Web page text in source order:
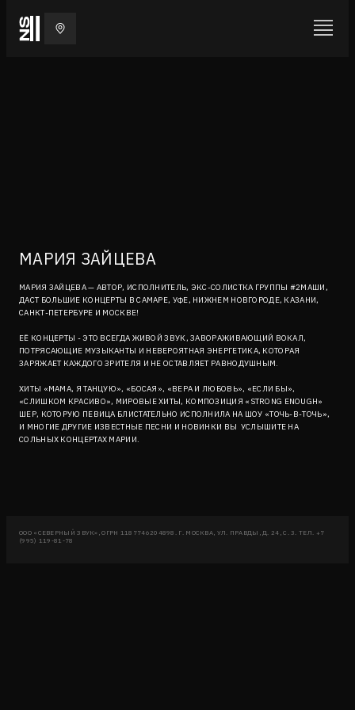
МАРИЯ ЗАЙЦЕВА
МАРИЯ ЗАЙЦЕВА — АВТОР, ИСПОЛНИТЕЛЬ, ЭКС-СОЛИСТКА ГРУППЫ #2МАШИ,
ДАСТ БОЛЬШИЕ КОНЦЕРТЫ В САМАРЕ, УФЕ, НИЖНЕМ НОВГОРОДЕ, КАЗАНИ,
САНКТ-ПЕТЕРБУРЕ И МОСКВЕ!
ЕЁ КОНЦЕРТЫ - ЭТО ВСЕГДА ЖИВОЙ ЗВУК, ЗАВОРАЖИВАЮЩИЙ ВОКАЛ,
ПОТРЯСАЮЩИЕ МУЗЫКАНТЫ И НЕВЕРОЯТНАЯ ЭНЕРГЕТИКА, КОТОРАЯ
ЗАРЯЖАЕТ КАЖДОГО ЗРИТЕЛЯ И НЕ ОСТАВЛЯЕТ РАВНОДУШНЫМ.
ХИТЫ «МАМА, Я ТАНЦУЮ», «БОСАЯ», «ВЕРА И ЛЮБОВЬ», «ЕСЛИ БЫ»,
«СЛИШКОМ КРАСИВО», МИРОВЫЕ ХИТЫ, КОМПОЗИЦИЯ «STRONG ENOUGH»
ШЕР, КОТОРУЮ ПЕВИЦА БЛИСТАТЕЛЬНО ИСПОЛНИЛА НА ШОУ «ТОЧЬ-В-ТОЧЬ»,
И МНОГИЕ ДРУГИЕ ИЗВЕСТНЫЕ ПЕСНИ И НОВИНКИ ВЫ УСЛЫШИТЕ НА
СОЛЬНЫХ КОНЦЕРТАХ МАРИИ.
ООО «СЕВЕРНЫЙ ЗВУК», ОГРН 1187746204898. Г. МОСКВА, УЛ. ПРАВДЫ, Д. 24, С. 3. ТЕЛ. +7
(995) 119-81-78